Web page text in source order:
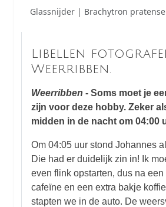
Glassnijder | Brachytron
Libellen
Weerribben.
Weerribben - Soms moet je
zijn voor deze hobby. Zeker
midden in de nacht om 04:00
Om 04:05 uur stond Johannes
Die had er duidelijk zin in! Ik
even flink opstarten, dus na
cafeïne en een extra bakje
stapten we in de auto. De